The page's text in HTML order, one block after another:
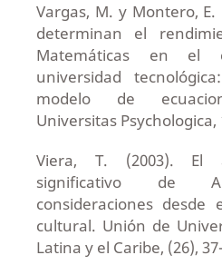
Vargas, M. y Montero, E.
determinan el
Matemáticas en el
universidad
modelo de
Universitas Psychologica,
Viera, T. (2003). El
significativo de
consideraciones desde
cultural. Unión de
Latina y el Caribe, (26),